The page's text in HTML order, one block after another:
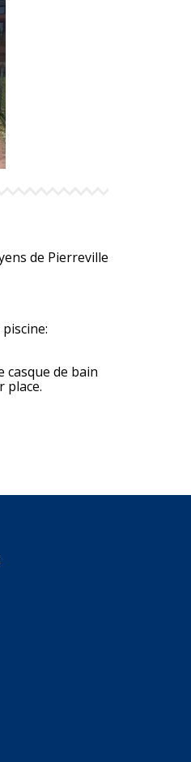
de Pierreville
casque de bain
place.